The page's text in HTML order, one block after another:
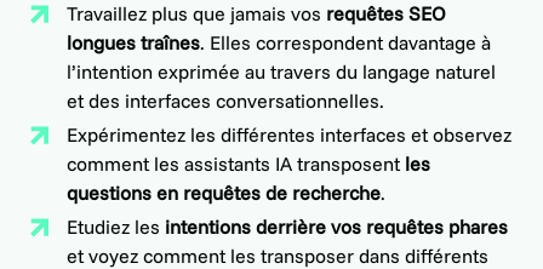
Travaillez plus que jamais vos requêtes SEO
longues traînes. Elles correspondent davantage à
l’intention exprimée au travers du langage naturel
et des interfaces conversationnelles.
Expérimentez les différentes interfaces et observez
comment les assistants IA transposent les
questions en requêtes de recherche.
Etudiez les intentions derrière vos requêtes phares
et voyez comment les transposer dans différents